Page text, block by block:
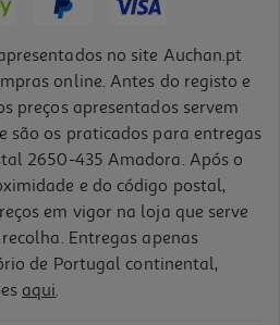
Verde
no site Auchan.pt
online. Antes do registo e
preços apresentados servem
são os praticados para entregas
2650-435 Amadora. Após o
e do código postal,
em vigor na loja que serve
Entregas apenas
de Portugal continental,
aqui.